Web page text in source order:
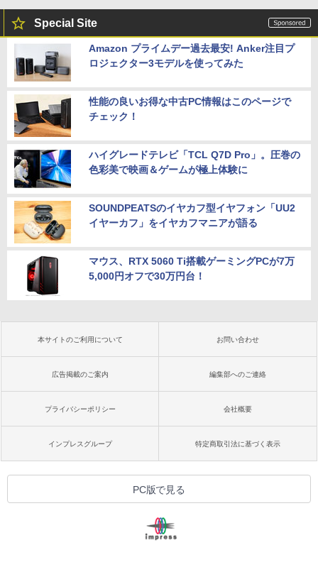
Special Site
Amazon プライムデー過去最安! Anker注目プ
ロジェクター3モデルを使ってみた
性能の良いお得な中古PC情報はこのページで
チェック！
ハイグレードテレビ「TCL Q7D Pro」。圧巻の
色彩美で映画＆ゲームが極上体験に
SOUNDPEATSのイヤカフ型イヤフォン「UU2
イヤーカフ」をイヤカフマニアが語る
マウス、RTX 5060 Ti搭載ゲーミングPCが7万
5,000円オフで30万円台！
本サイトのご利用について お問い合わせ
広告掲載のご案内 編集部へのご連絡
プライバシーポリシー 会社概要
インプレスグループ 特定商取引法に基づく表示
PC版で見る